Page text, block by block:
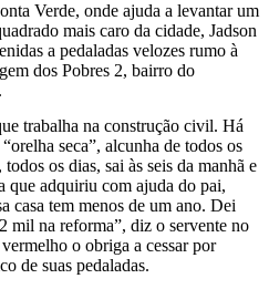
Verde, onde ajuda a levantar um
mais caro da cidade, Jadson
a pedaladas velozes rumo à
dos Pobres 2, bairro do
trabalha na construção civil. Há
seca”, alcunha de todos os
os dias, sai às seis da manhã e
que adquiriu com ajuda do pai,
casa tem menos de um ano. Dei
mil na reforma”, diz o servente no
o obriga a cessar por
de suas pedaladas.